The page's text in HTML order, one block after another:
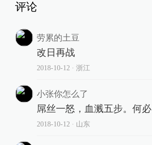
评论
劳累的土豆
改日再战
2018-10-12 ∙ 浙江
小张你怎么了
屌丝一怒，血溅五步。何必
2018-10-12 ∙ 山东